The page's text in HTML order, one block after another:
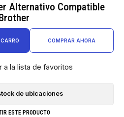
Alternativo Compatible
COMPRAR AHORA
a la lista de favoritos
de ubicaciones
ESTE PRODUCTO